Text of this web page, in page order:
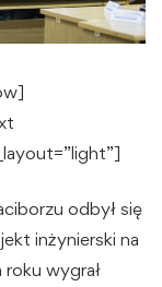
odbył się
inżynierski na
wygrał